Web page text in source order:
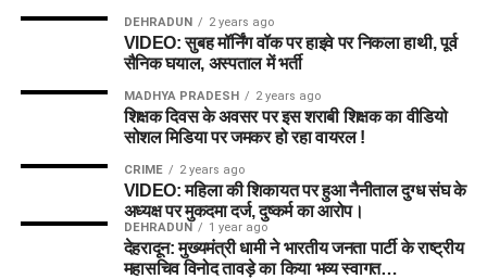
DEHRADUN 2 years ago
VIDEO: सुबह मॉर्निंग वॉक पर हाइवे पर निकला हाथी, पूर्व
सैनिक घयाल, अस्पताल में भर्ती
MADHYA PRADESH 2 years ago
शिक्षक दिवस के अवसर पर इस शराबी शिक्षक का वीडियो
सोशल मिडिया पर जमकर हो रहा वायरल !
CRIME 2 years ago
VIDEO: महिला की शिकायत पर हुआ नैनीताल दुग्ध संघ के
अध्यक्ष पर मुकदमा दर्ज, दुष्कर्म का आरोप।
DEHRADUN 1 year ago
देहरादून: मुख्यमंत्री धामी ने भारतीय जनता पार्टी के राष्ट्रीय
महासचिव विनोद तावड़े का किया भव्य स्वागत…